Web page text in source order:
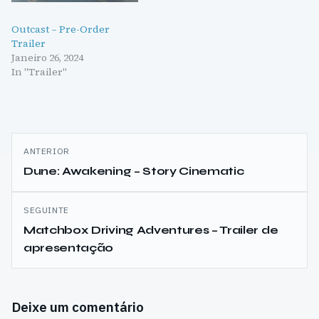
Outcast – Pre-Order
Trailer
Janeiro 26, 2024
In "Trailer"
Navegação
de
artigos
ANTERIOR
Dune: Awakening – Story Cinematic
SEGUINTE
Matchbox Driving Adventures – Trailer de
apresentação
Deixe um comentário